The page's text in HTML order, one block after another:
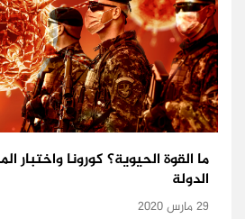
ما القوة الحيوية؟ كورونا واختبار
الدولة
29 مارس 2020